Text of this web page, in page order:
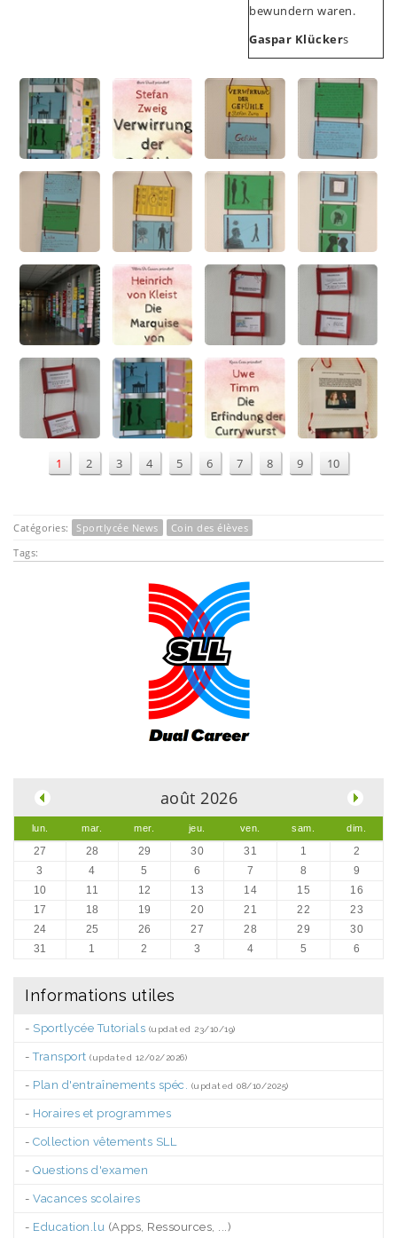
bewundern waren.
Gaspar Klückers
1 2 3 4 5 6 7 8 9 10
Catégories: Sportlycée News
Coin des élèves
Tags:
août 2026
lun. mar. mer. jeu. ven. sam. dim.
27 28 29 30 31 1
2
3
4 5 6 7 8
9
10
11 12 13 14 15
16
17
18 19 20 21 22
23
24
25 26 27 28 29
30
31
1 2 3 4 5 6
Informations utiles
- Sportlycée Tutorials (updated 23/10/19)
-Transport (updated 12/02/2026)
- Plan d'entraînements spéc. (updated 08/10/2025)
- Horaires et programmes
- Collection vêtements SLL
- Questions d'examen
- Vacances scolaires
- Education.lu (Apps, Ressources, ...)